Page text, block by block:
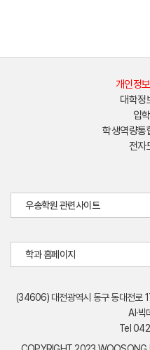
개인정
대학정
입
학생역량통
전자
우송학원 관련사이트
학과 홈페이지
(34606) 대전광역시 동구 동대전로
AI·빅
Tel